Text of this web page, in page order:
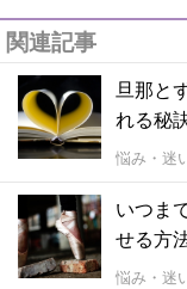
関連記事
旦那と
れる秘
悩み・迷
いつま
せる方
悩み・迷